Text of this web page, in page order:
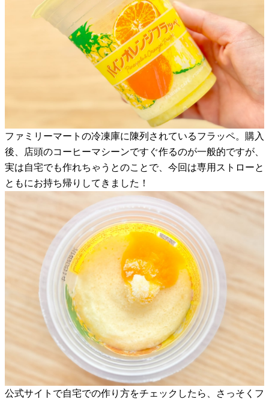
ファミリーマートの冷凍庫に陳列されているフラッペ。購入
後、店頭のコーヒーマシーンですぐ作るのが一般的ですが、
実は自宅でも作れちゃうとのことで、今回は専用ストローと
ともにお持ち帰りしてきました！
公式サイトで自宅での作り方をチェックしたら、さっそくフ